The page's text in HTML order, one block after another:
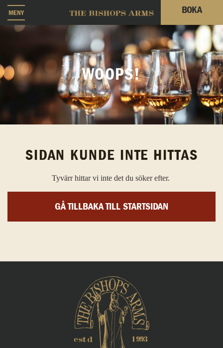
MENY BOKA
WOOPS!
SIDAN KUNDE INTE HITTAS
Tyvärr hittar vi inte det du söker efter.
GÅ TILLBAKA TILL STARTSIDAN